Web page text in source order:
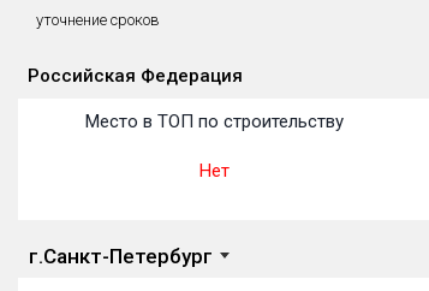
уточнение сроков
Российская Федерация
Место в ТОП по строительству
Нет
г.Санкт-Петербург